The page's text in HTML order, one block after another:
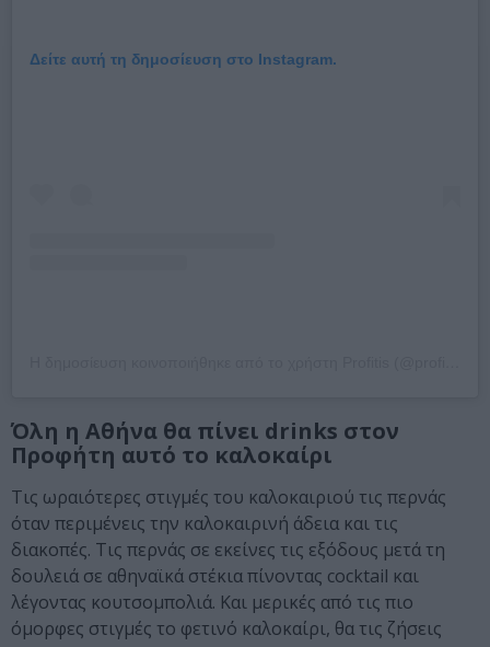
Δείτε αυτή τη δημοσίευση στο Instagram.
Όλη η Αθήνα θα πίνει drinks στον
Προφήτη αυτό το καλοκαίρι
Τις ωραιότερες στιγμές του καλοκαιριού τις περνάς
όταν περιμένεις την καλοκαιρινή άδεια και τις
διακοπές. Τις περνάς σε εκείνες τις εξόδους μετά τη
δουλειά σε αθηναϊκά στέκια πίνοντας cocktail και
λέγοντας κουτσομπολιά. Και μερικές από τις πιο
όμορφες στιγμές το φετινό καλοκαίρι, θα τις ζήσεις